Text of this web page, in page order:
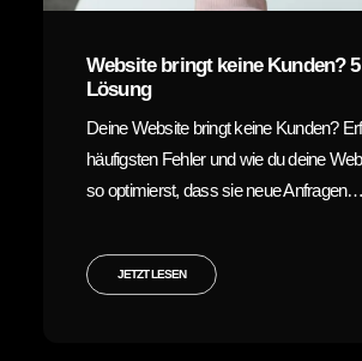
Website bringt keine Kunden?
Lösung
Deine Website bringt keine Kunden?
häufigsten Fehler und wie du deine
so optimierst, dass sie neue Anfragen…
JETZT LESEN